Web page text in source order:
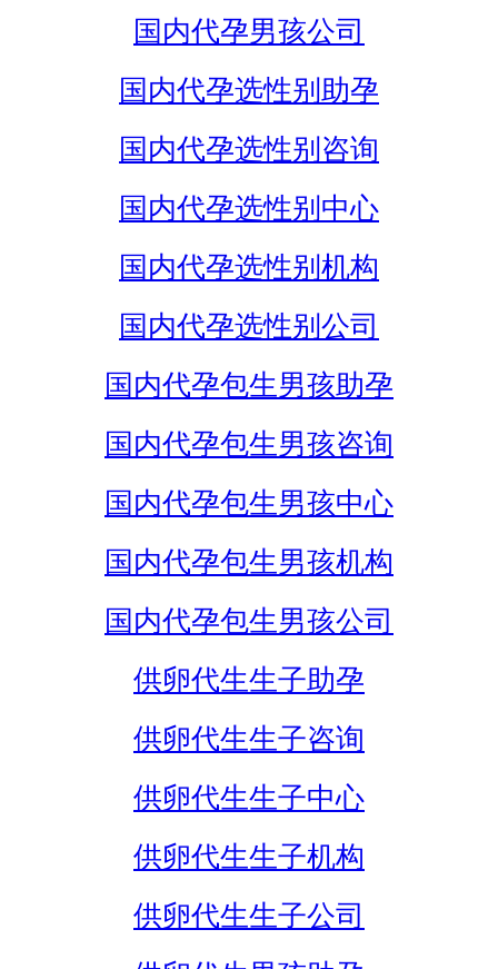
国内代孕男孩公司
国内代孕选性别助孕
国内代孕选性别咨询
国内代孕选性别中心
国内代孕选性别机构
国内代孕选性别公司
国内代孕包生男孩助孕
国内代孕包生男孩咨询
国内代孕包生男孩中心
国内代孕包生男孩机构
国内代孕包生男孩公司
供卵代生生子助孕
供卵代生生子咨询
供卵代生生子中心
供卵代生生子机构
供卵代生生子公司